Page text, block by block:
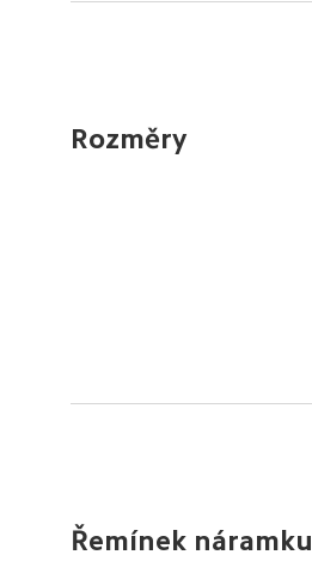
Rozměry
Řemínek náramku